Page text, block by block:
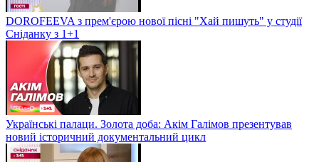
DOROFEEVA з прем'єрою нової пісні "Хай пишуть" у студії
Сніданку з 1+1
Українські палаци. Золота доба: Акім Галімов презентував
новий історичний документальний цикл